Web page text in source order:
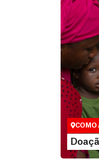
Doação
São as
que nos
vidas em
COMO